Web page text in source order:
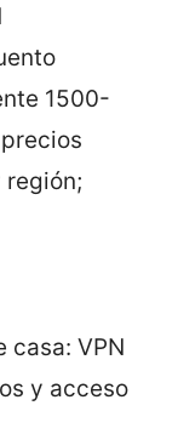
1500-
región;
casa: VPN
y acceso